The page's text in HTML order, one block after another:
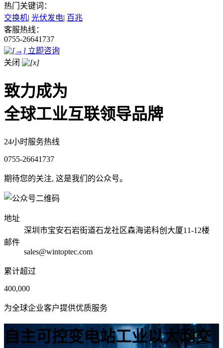
热门关键词：
交换机| 光伏发电| 百兆
客服热线：
0755-26641737
立即咨询
关闭
致力成为
全球工业互联领导品牌
24小时服务热线
0755-26641737
期待您的关注, 这是我们的公众号。
地址
深圳市宝安石岩街道石龙社区森海诺科创大厦11-12楼
邮件
sales@wintoptec.com
累计超过
400,000
为全球企业客户提供优质服务
自主可控变电站工业以太网交